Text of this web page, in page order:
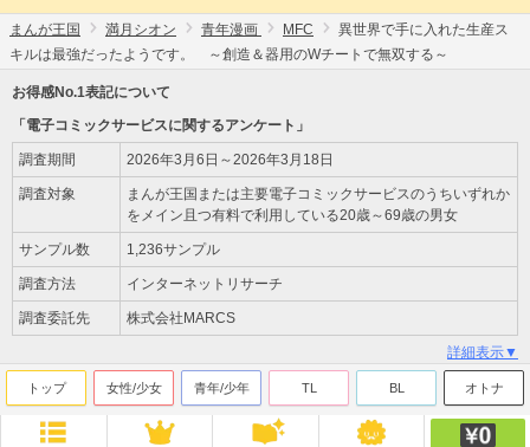
まんが王国 満月シオン 青年漫画 MFC
異世界で手に入れた生産ス
キルは最強だったようです。 ～創造＆器用のWチートで無双する～
お得感No.1表記について
「電子コミックサービスに関するアンケート」
調査期間 2026年3月6日～2026年3月18日
調査対象
まんが王国または主要電子コミックサービスのうちいずれか
をメイン且つ有料で利用している20歳～69歳の男女
サンプル数 1,236サンプル
調査方法 インターネットリサーチ
調査委託先 株式会社MARCS
詳細表示▼
トップ 女性/少女 青年/少年 TL BL オトナ